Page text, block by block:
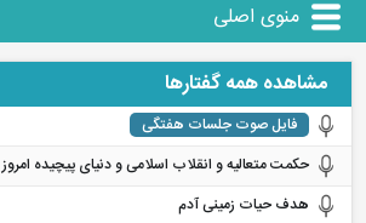
منوی اصلی
مشاهده همه گفتارها
فایل صوت جلسات هفتگی
حکمت متعالیه و انقلاب اسلامی و دنیای پیچیده امروز
هدف حیات زمینی آدم